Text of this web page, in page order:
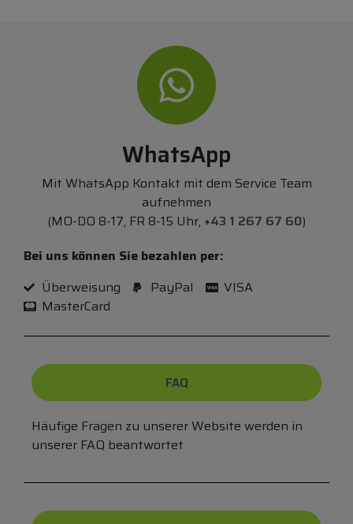
WhatsApp
Mit WhatsApp Kontakt mit dem Service Team
aufnehmen
(MO-DO 8-17, FR 8-15 Uhr, +43 1 267 67 60)
Bei uns können Sie bezahlen per:
Überweisung
PayPal
VISA
MasterCard
FAQ
Häufige Fragen zu unserer Website werden in
unserer FAQ beantwortet